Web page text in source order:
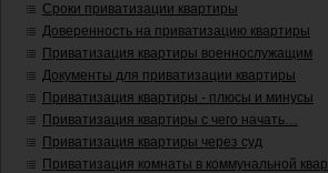
Сроки приватизации квартиры
Доверенность на приватизацию квартиры
Приватизация квартиры военнослужащим
Документы для приватизации квартиры
Приватизация квартиры - плюсы и минусы
Приватизация квартиры с чего начать…
Приватизация квартиры через суд
Приватизация комнаты в коммунальной